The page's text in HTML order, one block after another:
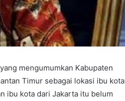
mengumumkan Kabupaten
Timur sebagai lokasi ibu kota
ibu kota dari Jakarta itu belum